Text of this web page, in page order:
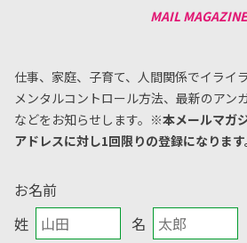
仕事、家庭、子育て、人間関係でイライ
メンタルコントロール方法、 最新のアン
などをお知らせします。 ※本メールマガ
アドレスに対し1回限りの登録になります
お名前
姓
名